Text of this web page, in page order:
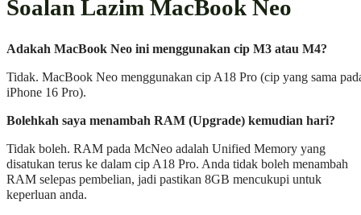
Soalan Lazim MacBook Neo
Adakah MacBook Neo ini menggunakan cip M3 atau M4?
Tidak. MacBook Neo menggunakan cip A18 Pro (cip yang sama
iPhone 16 Pro).
Bolehkah saya menambah RAM (Upgrade) kemudian hari?
Tidak boleh. RAM pada McNeo adalah Unified Memory yang
disatukan terus ke dalam cip A18 Pro. Anda tidak boleh menambah
RAM selepas pembelian, jadi pastikan 8GB mencukupi untuk
keperluan anda.